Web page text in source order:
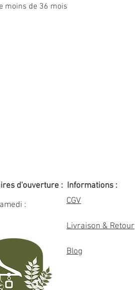
moins de 36 mois
d'ouverture :
:
Informations :
CGV
Livraison & Retour
Blog